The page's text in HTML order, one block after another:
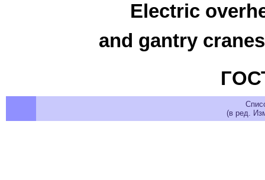
Electric
and gantry
(в ред.